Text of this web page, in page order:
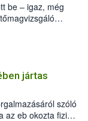
be – igaz, még
Győző által
jártas
szóló
eb okozta fizikai